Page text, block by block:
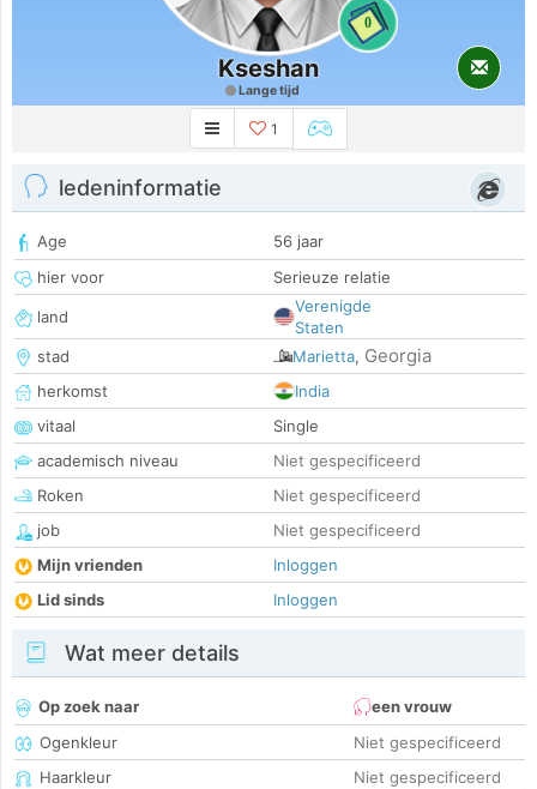
0
Kseshan
Lange tijd
1
ledeninformatie
Age
56 jaar
hier voor
Serieuze relatie
land
Verenigde
Staten
stad
Marietta, Georgia
herkomst
India
vitaal
Single
academisch niveau
Niet gespecificeerd
Roken
Niet gespecificeerd
job
Niet gespecificeerd
Mijn vrienden
Inloggen
Lid sinds
Inloggen
Wat meer details
Op zoek naar
een vrouw
Ogenkleur
Niet gespecificeerd
Haarkleur
Niet gespecificeerd